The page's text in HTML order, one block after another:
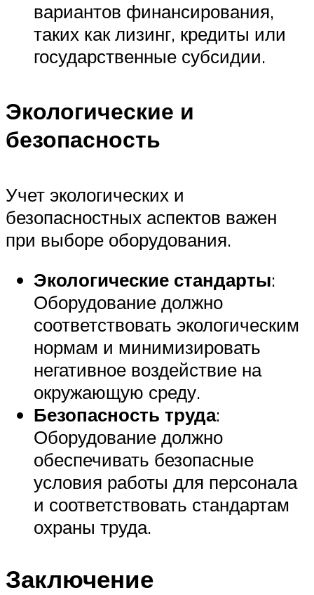
вариантов финансирования,
таких как лизинг, кредиты или
государственные субсидии.
Экологические и
безопасность
Учет экологических и
безопасностных аспектов важен
при выборе оборудования.
Экологические стандарты:
Оборудование должно
соответствовать экологическим
нормам и минимизировать
негативное воздействие на
окружающую среду.
Безопасность труда:
Оборудование должно
обеспечивать безопасные
условия работы для персонала
и соответствовать стандартам
охраны труда.
Заключение